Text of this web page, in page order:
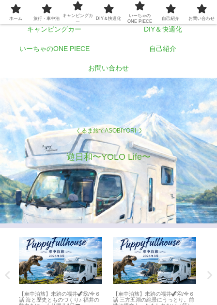
くるま旅でASOBIYORI💨
遊日和〜YOLO Life〜
ホーム 旅行・車中泊
キャンピングカー DIY＆快適化
いーちゃのONE PIECE 自己紹介
お問い合わせ
【車中泊旅】未踏の福井🦖③/全６
話 氣比神宮から水晶浜へ♪敦賀の
【車中泊旅】未踏の福井🦖②/全６
話 日本海さかな街で海鮮三昧！最
ホーム 旅行・車中泊
キャンピングカ
ー
DIY＆快適化
いーちゃの
ONE PIECE
自己紹介 お問い合わせ